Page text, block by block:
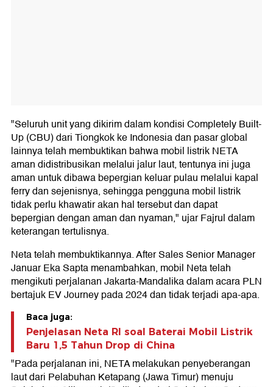
"Seluruh unit yang dikirim dalam kondisi Completely Built-
Up (CBU) dari Tiongkok ke Indonesia dan pasar global
lainnya telah membuktikan bahwa mobil listrik NETA
aman didistribusikan melalui jalur laut, tentunya ini juga
aman untuk dibawa bepergian keluar pulau melalui kapal
ferry dan sejenisnya, sehingga pengguna mobil listrik
tidak perlu khawatir akan hal tersebut dan dapat
bepergian dengan aman dan nyaman," ujar Fajrul dalam
keterangan tertulisnya.
Neta telah membuktikannya. After Sales Senior Manager
Januar Eka Sapta menambahkan, mobil Neta telah
mengikuti perjalanan Jakarta-Mandalika dalam acara PLN
bertajuk EV Journey pada 2024 dan tidak terjadi apa-apa.
Baca juga:
Penjelasan Neta RI soal Baterai Mobil Listrik
Baru 1,5 Tahun Drop di China
"Pada perjalanan ini, NETA melakukan penyeberangan
laut dari Pelabuhan Ketapang (Jawa Timur) menuju